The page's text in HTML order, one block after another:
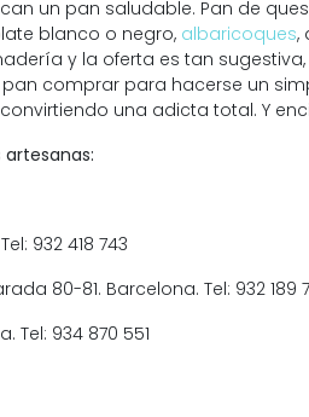
un pan saludable. Pan de
blanco o negro, albaricoques,
y la oferta es tan
comprar para hacerse un
una adicta total. Y
932 418 743
80-81. Barcelona. Tel: 932 189
Tel: 934 870 551